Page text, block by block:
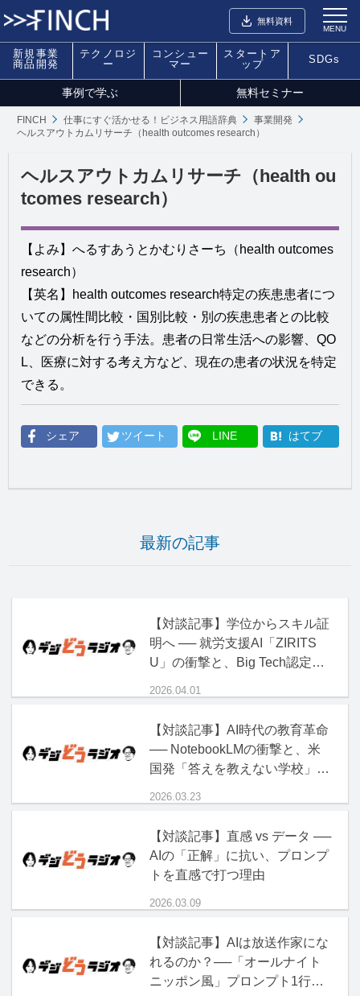
無料資料
MENU
新規事業
商品開発
テクノロジ
ー
コンシュー
マー
スタートア
ップ
SDGs
事例で学ぶ 無料セミナー
FINCH 仕事にすぐ活かせる！ビジネス用語辞典
事業開発
ヘルスアウトカムリサーチ（health outcomes research）
ヘルスアウトカムリサーチ（health ou
tcomes research）
【よみ】へるすあうとかむりさーち（health outcomes
research）
【英名】health outcomes research特定の疾患患者につ
いての属性間比較・国別比較・別の疾患患者との比較
などの分析を行う手法。患者の日常生活への影響、QO
L、医療に対する考え方など、現在の患者の状況を特定
できる。
シェア ツイート LINE はてブ
最新の記事
【対談記事】学位からスキル証
明へ ── 就労支援AI「ZIRITS
U」の衝撃と、Big Tech認定資
2026.04.01
【対談記事】AI時代の教育革命
── NotebookLMの衝撃と、米
国発「答えを教えない学校」の
2026.03.23
【対談記事】直感 vs データ ──
AIの「正解」に抗い、プロンプ
トを直感で打つ理由
2026.03.09
【対談記事】AIは放送作家にな
れるのか？──「オールナイト
ニッポン風」プロンプト1行の